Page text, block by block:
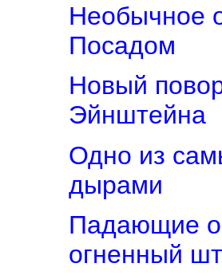
Необычное
Посадом
Новый
Эйнштейна
Одно из
дырами
Падающие
огненный